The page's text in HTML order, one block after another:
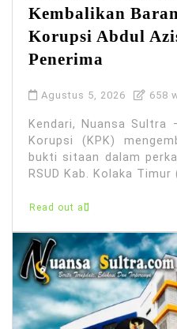
Kembalikan
Korupsi Abdul
Penerima
Agustus 5, 2026 658
Kendari, Nuansa Sultra
Korupsi (KPK)
bukti sitaan dalam
RSUD Kab. Kolaka
Read out all